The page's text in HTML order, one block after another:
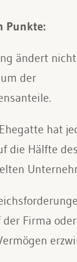
Punkte:
ändert
der
hat
die Hälfte
der Firma